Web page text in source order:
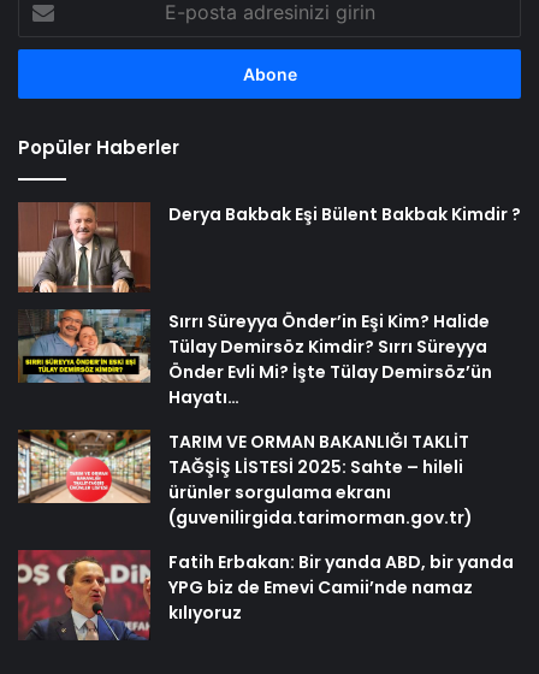
posta
adresinizi
Popüler Haberler
Derya Bakbak Eşi Bülent Bakbak Kimdir ?
Sırrı Süreyya Önder’in Eşi Kim? Halide
Tülay Demirsöz Kimdir? Sırrı Süreyya
Önder Evli Mi? İşte Tülay Demirsöz’ün
Hayatı…
TARIM VE ORMAN BAKANLIĞI TAKLİT
TAĞŞİŞ LİSTESİ 2025: Sahte – hileli
ürünler sorgulama ekranı
(guvenilirgida.tarimorman.gov.tr)
Fatih Erbakan: Bir yanda ABD, bir yanda
YPG biz de Emevi Camii’nde namaz
kılıyoruz